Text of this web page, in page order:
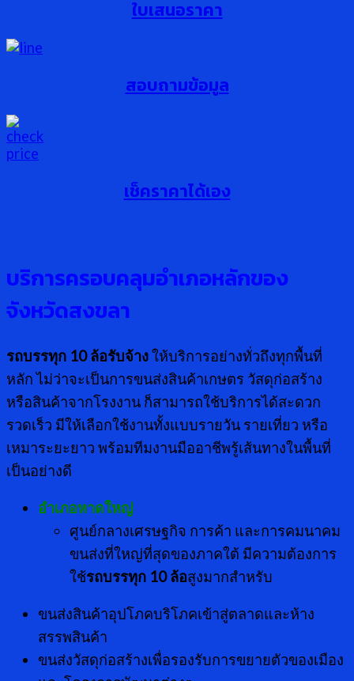
ใบเสนอราคา
สอบถามข้อมูล
เช็คราคาได้เอง
บริการครอบคลุมอำเภอหลักของ
จังหวัดสงขลา
รถบรรทุก 10 ล้อรับจ้างให้บริการอย่างทั่วถึงทุกพื้นที่
หลัก ไม่ว่าจะเป็นการขนส่งสินค้าเกษตร วัสดุก่อสร้าง
หรือสินค้าจากโรงงาน ก็สามารถใช้บริการได้สะดวก
รวดเร็ว มีให้เลือกใช้งานทั้งแบบรายวัน รายเที่ยว หรือ
เหมาระยะยาว พร้อมทีมงานมืออาชีพรู้เส้นทางในพื้นที่
เป็นอย่างดี
อำเภอหาดใหญ่
ศูนย์กลางเศรษฐกิจ การค้า และการคมนาคม
ขนส่งที่ใหญ่ที่สุดของภาคใต้ มีความต้องการ
ใช้รถบรรทุก 10 ล้อสูงมากสำหรับ
ขนส่งสินค้าอุปโภคบริโภคเข้าสู่ตลาดและห้าง
สรรพสินค้า
ขนส่งวัสดุก่อสร้างเพื่อรองรับการขยายตัวของเมือง